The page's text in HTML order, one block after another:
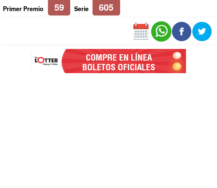
Primer Premio 59 Serie 605